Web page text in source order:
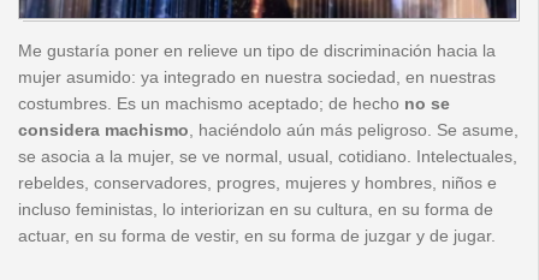
Me gustaría poner en relieve un tipo de discriminación hacia la
mujer asumido: ya integrado en nuestra sociedad, en nuestras
costumbres. Es un machismo aceptado; de hecho no se
considera machismo , haciéndolo aún más peligroso. Se asume,
se asocia a la mujer, se ve normal, usual, cotidiano. Intelectuales,
rebeldes, conservadores, progres, mujeres y hombres, niños e
incluso feministas, lo interiorizan en su cultura, en su forma de
actuar, en su forma de vestir, en su forma de juzgar y de jugar.